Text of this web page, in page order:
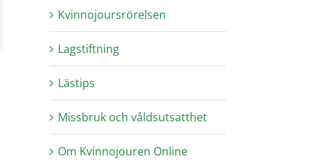
Kvinnojoursrörelsen
Lagstiftning
Lästips
Missbruk och våldsutsatthet
Om Kvinnojouren Online